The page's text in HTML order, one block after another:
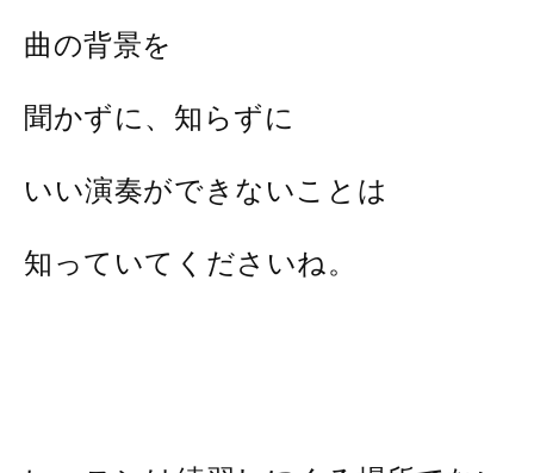
曲の背景を
聞かずに、知らずに
いい演奏ができないことは
知っていてくださいね。